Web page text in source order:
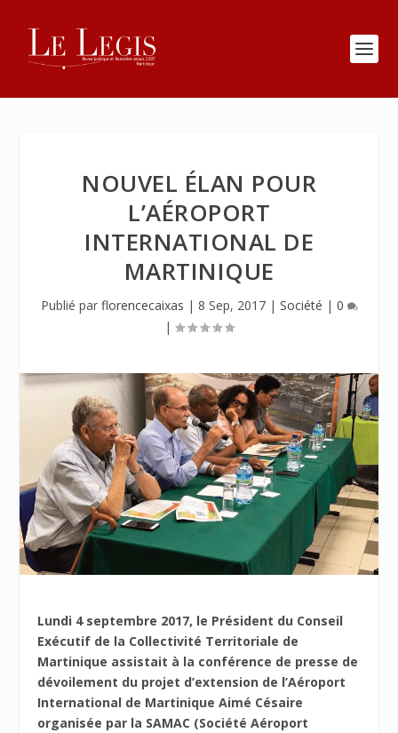
NOUVEL ÉLAN POUR
L’AÉROPORT
INTERNATIONAL DE
MARTINIQUE
Publié par florencecaixas | 8 Sep, 2017| Société | 0
|
Lundi 4 septembre 2017, le Président du Conseil
Exécutif de la Collectivité Territoriale de
Martinique assistait à la conférence de presse de
dévoilement du projet d’extension de l’Aéroport
International de Martinique Aimé Césaire
organisée par la SAMAC (Société Aéroport